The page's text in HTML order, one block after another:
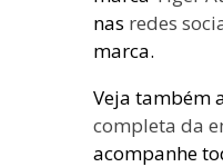
nas redes
marca.
Veja também
completa da
acompanhe